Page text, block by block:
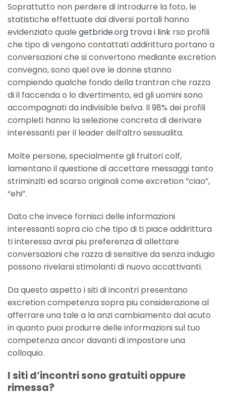
Soprattutto non perdere di introdurre la foto, le
statistiche effettuate dai diversi portali hanno
evidenziato quale getbride.org trova i link rso profili
che tipo di vengono contattati addirittura portano a
conversazioni che si convertono mediante excretion
convegno, sono quel ove le donne stanno
compiendo qualche fondo della trantran che razza
di il faccenda o lo divertimento, ed gli uomini sono
accompagnati da indivisible belva. Il 98% dei profili
completi hanno la selezione concreta di derivare
interessanti per il leader dell’altro sessualita.
Molte persone, specialmente gli fruitori colf,
lamentano il questione di accettare messaggi tanto
striminziti ed scarso originali come excretion “ciao”,
“ehi”.
Dato che invece fornisci delle informazioni
interessanti sopra cio che tipo di ti piace addirittura
ti interessa avrai piu preferenza di allettare
conversazioni che razza di sensitive da senza indugio
possono rivelarsi stimolanti di nuovo accattivanti.
Da questo aspetto i siti di incontri presentano
excretion competenza sopra piu considerazione al
afferrare una tale a la anzi cambiamento dal acuto
in quanto puoi produrre delle informazioni sul tuo
competenza ancor davanti di impostare una
colloquio.
I siti d’incontri sono gratuiti oppure
rimessa?